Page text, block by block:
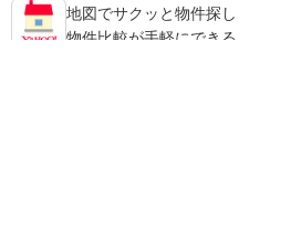
地図でサクッと物件探し
物件比較が手軽にできる